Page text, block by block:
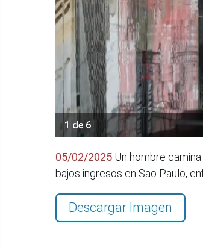
1 de 6
05/02/2025 Un hombre
bajos ingresos en Sao Paulo,
Descargar Imagen